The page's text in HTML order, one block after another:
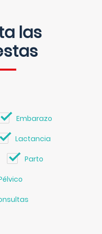
las
Embarazo
Lactancia
Parto